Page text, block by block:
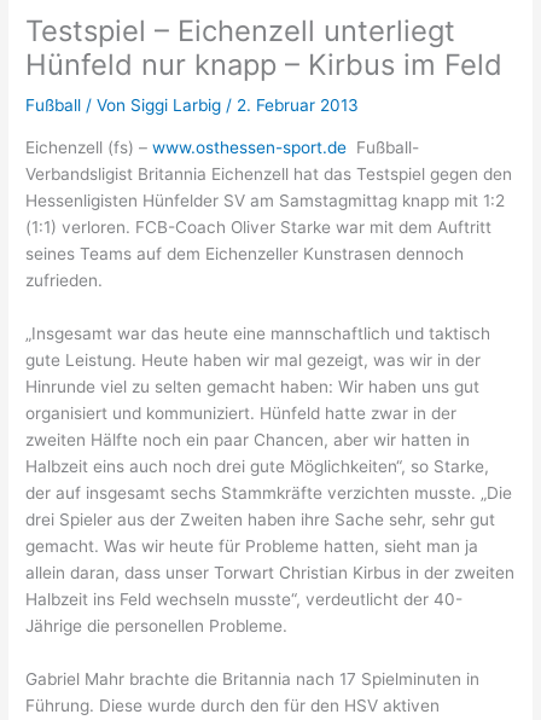
Testspiel – Eichenzell unterliegt
Hünfeld nur knapp – Kirbus im Feld
Fußball / Von Siggi Larbig/ 2. Februar 2013
Eichenzell (fs) –www.osthessen-sport.de Fußball-
Verbandsligist Britannia Eichenzell hat das Testspiel gegen den
Hessenligisten Hünfelder SV am Samstagmittag knapp mit 1:2
(1:1) verloren. FCB-Coach Oliver Starke war mit dem Auftritt
seines Teams auf dem Eichenzeller Kunstrasen dennoch
zufrieden.
„Insgesamt war das heute eine mannschaftlich und taktisch
gute Leistung. Heute haben wir mal gezeigt, was wir in der
Hinrunde viel zu selten gemacht haben: Wir haben uns gut
organisiert und kommuniziert. Hünfeld hatte zwar in der
zweiten Hälfte noch ein paar Chancen, aber wir hatten in
Halbzeit eins auch noch drei gute Möglichkeiten“, so Starke,
der auf insgesamt sechs Stammkräfte verzichten musste. „Die
drei Spieler aus der Zweiten haben ihre Sache sehr, sehr gut
gemacht. Was wir heute für Probleme hatten, sieht man ja
allein daran, dass unser Torwart Christian Kirbus in der zweiten
Halbzeit ins Feld wechseln musste“, verdeutlicht der 40-
Jährige die personellen Probleme.
Gabriel Mahr brachte die Britannia nach 17 Spielminuten in
Führung. Diese wurde durch den für den HSV aktiven